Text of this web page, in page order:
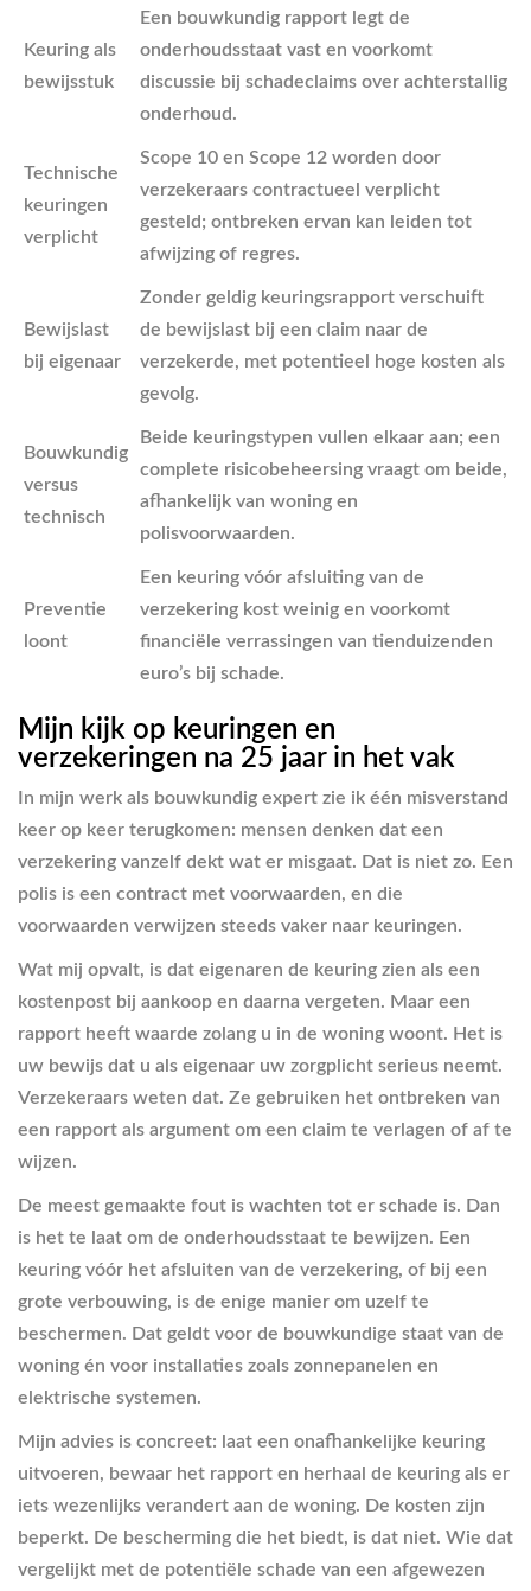
Keuring als
bewijsstuk
Een bouwkundig rapport legt de
onderhoudsstaat vast en voorkomt
discussie bij schadeclaims over achterstallig
onderhoud.
Technische
keuringen
verplicht
Scope 10 en Scope 12 worden door
verzekeraars contractueel verplicht
gesteld; ontbreken ervan kan leiden tot
afwijzing of regres.
Bewijslast
bij eigenaar
Zonder geldig keuringsrapport verschuift
de bewijslast bij een claim naar de
verzekerde, met potentieel hoge kosten als
gevolg.
Bouwkundig
versus
technisch
Beide keuringstypen vullen elkaar aan; een
complete risicobeheersing vraagt om beide,
afhankelijk van woning en
polisvoorwaarden.
Preventie
loont
Een keuring vóór afsluiting van de
verzekering kost weinig en voorkomt
financiële verrassingen van tienduizenden
euro’s bij schade.
Mijn kijk op keuringen en
verzekeringen na 25 jaar in het vak
In mijn werk als bouwkundig expert zie ik één misverstand
keer op keer terugkomen: mensen denken dat een
verzekering vanzelf dekt wat er misgaat. Dat is niet zo. Een
polis is een contract met voorwaarden, en die
voorwaarden verwijzen steeds vaker naar keuringen.
Wat mij opvalt, is dat eigenaren de keuring zien als een
kostenpost bij aankoop en daarna vergeten. Maar een
rapport heeft waarde zolang u in de woning woont. Het is
uw bewijs dat u als eigenaar uw zorgplicht serieus neemt.
Verzekeraars weten dat. Ze gebruiken het ontbreken van
een rapport als argument om een claim te verlagen of af te
wijzen.
De meest gemaakte fout is wachten tot er schade is. Dan
is het te laat om de onderhoudsstaat te bewijzen. Een
keuring vóór het afsluiten van de verzekering, of bij een
grote verbouwing, is de enige manier om uzelf te
beschermen. Dat geldt voor de bouwkundige staat van de
woning én voor installaties zoals zonnepanelen en
elektrische systemen.
Mijn advies is concreet: laat een onafhankelijke keuring
uitvoeren, bewaar het rapport en herhaal de keuring als er
iets wezenlijks verandert aan de woning. De kosten zijn
beperkt. De bescherming die het biedt, is dat niet. Wie dat
vergelijkt met de potentiële schade van een afgewezen